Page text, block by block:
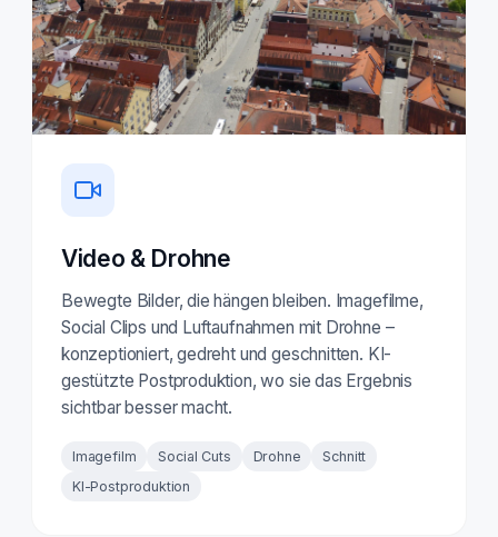
Video & Drohne
Bewegte Bilder, die hängen bleiben. Imagefilme,
Social Clips und Luftaufnahmen mit Drohne –
konzeptioniert, gedreht und geschnitten. KI-
gestützte Postproduktion, wo sie das Ergebnis
sichtbar besser macht.
Imagefilm Social Cuts Drohne
Schnitt
KI-Postproduktion